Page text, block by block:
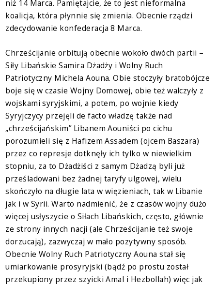
niż 14 Marca. Pamiętajcie, że to jest nieformalna
koalicja, która płynnie się zmienia. Obecnie rządzi
zdecydowanie konfederacja 8 Marca.
Chrześcijanie orbitują obecnie wokoło dwóch partii –
Siły Libańskie Samira Dżadży i Wolny Ruch
Patriotyczny Michela Aouna. Obie stoczyły bratobójcze
boje się w czasie Wojny Domowej, obie też walczyły z
wojskami syryjskimi, a potem, po wojnie kiedy
Syryjczycy przejęli de facto władzę także nad
„chrześcijańskim” Libanem Aouniści po cichu
porozumieli się z Hafizem Assadem (ojcem Baszara)
przez co represje dotknęły ich tylko w niewielkim
stopniu, za to Dżadżiści z samym Dżadzą byli już
prześladowani bez żadnej taryfy ulgowej, wielu
skończyło na długie lata w więzieniach, tak w Libanie
jak i w Syrii. Warto nadmienić, że z czasów wojny dużo
więcej usłyszycie o Siłach Libańskich, często, głównie
ze strony innych nacji (ale Chrześcijanie też swoje
dorzucają), zazwyczaj w mało pozytywny sposób.
Obecnie Wolny Ruch Patriotyczny Aouna stał się
umiarkowanie prosyryjski (bądź po prostu został
przekupiony przez szyicki Amal i Hezbollah) więc jak